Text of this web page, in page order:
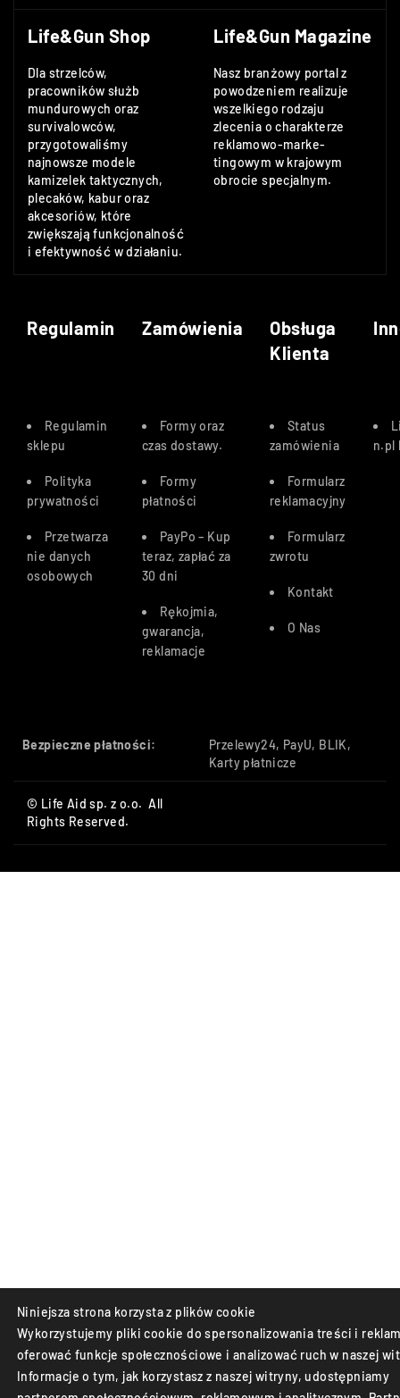
Life&Gun Shop
Dla strzelców,
pracowników służb
mundurowych oraz
survivalowców,
przygotowaliśmy
najnowsze modele
kamizelek taktycznych,
plecaków, kabur oraz
akcesoriów, które
zwiększają funkcjonalność
i efektywność w działaniu.
Life&Gun Magazine
Nasz branżowy portal z
powodzeniem realizuje
wszelkiego rodzaju
zlecenia o charakterze
reklamowo-marke-
tingowym w krajowym
obrocie specjalnym.
Regulamin Zamówienia
Obsługa
Klienta
Regulamin
sklepu
Polityka
prywatności
Przetwarza
nie danych
osobowych
Formy oraz
czas dostawy.
Formy
płatności
PayPo – Kup
teraz, zapłać za
30 dni
Rękojmia,
gwarancja,
reklamacje
Status
zamówienia
Formularz
reklamacyjny
Formularz
zwrotu
Kontakt
O Nas
n.pl
Bezpieczne płatności:
Przelewy24, PayU, BLIK,
Karty płatnicze
© Life Aid sp. z o.o. All
Rights Reserved.
Niniejsza strona korzysta z plików cookie
Wykorzystujemy pliki cookie do spersonalizowania treści i
oferować funkcje społecznościowe i analizować ruch w naszej
Informacje o tym, jak korzystasz z naszej witryny, udostępniamy